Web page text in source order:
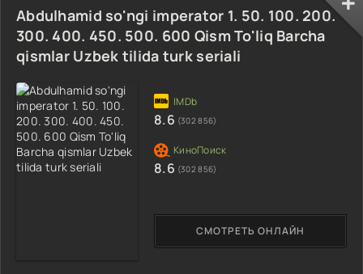
Abdulhamid so'ngi imperator 1. 50. 100. 200.
300. 400. 450. 500. 600 Qism To'liq Barcha
qismlar Uzbek tilida turk seriali
СМОТРЕТЬ ОНЛАЙН
8.6 (302 856)
8.6 (302 856)